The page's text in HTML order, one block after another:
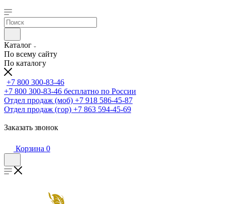
Каталог
По всему сайту
По каталогу
+7 800 300-83-46
+7 800 300-83-46 бесплатно по России
Отдел продаж (моб) +7 918 586-45-87
Отдел продаж (гор) +7 863 594-45-69
Заказать звонок
Корзина 0